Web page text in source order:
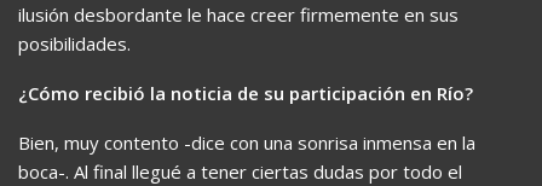
ilusión desbordante le hace creer firmemente en sus
posibilidades.
¿Cómo recibió la noticia de su participación en Río?
Bien, muy contento -dice con una sonrisa inmensa en la
boca-. Al final llegué a tener ciertas dudas por todo el